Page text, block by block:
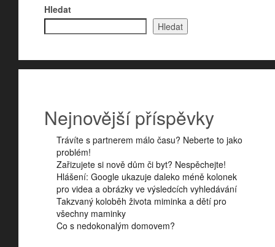
Hledat
Hledat
Nejnovější příspěvky
Trávíte s partnerem málo času? Neberte to jako
problém!
Zařizujete si nově dům či byt? Nespěchejte!
Hlášení: Google ukazuje daleko méně kolonek
pro videa a obrázky ve výsledcích vyhledávání
Takzvaný koloběh života miminka a dětí pro
všechny maminky
Co s nedokonalým domovem?